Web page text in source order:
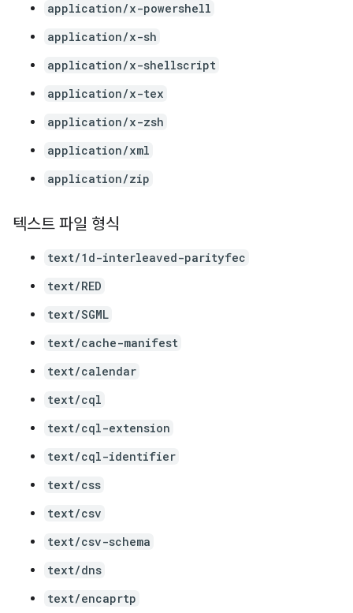
application/x-powershell
application/x-sh
application/x-shellscript
application/x-tex
application/x-zsh
application/xml
application/zip
텍스트 파일 형식
text/1d-interleaved-parityfec
text/RED
text/SGML
text/cache-manifest
text/calendar
text/cql
text/cql-extension
text/cql-identifier
text/css
text/csv
text/csv-schema
text/dns
text/encaprtp